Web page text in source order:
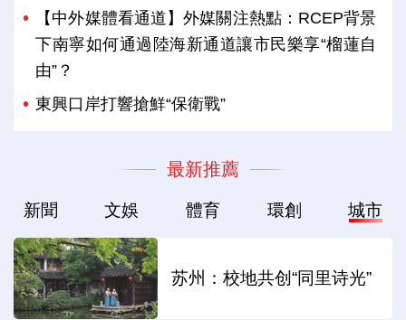
【中外媒體看通道】外媒關注熱點：RCEP背景
下南寧如何通過陸海新通道讓市民樂享“榴蓮自
由”？
東興口岸打響搶鮮“保衛戰”
最新推薦
新聞 文娛 體育 環創 城市
苏州：校地共创“同里诗光”